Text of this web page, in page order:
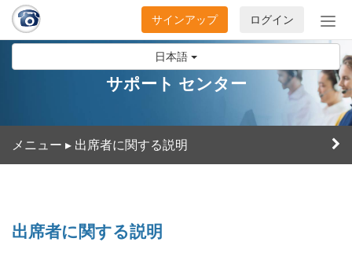
日本語
ナ
ビ
ー
シ
ョ
の
開
ログイン
サインアップ
サポート センター
メニュー ▸ 出席者に関する説明
出席者に関する説明